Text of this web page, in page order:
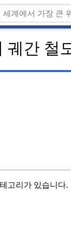
간 철
고리가 있습니다.